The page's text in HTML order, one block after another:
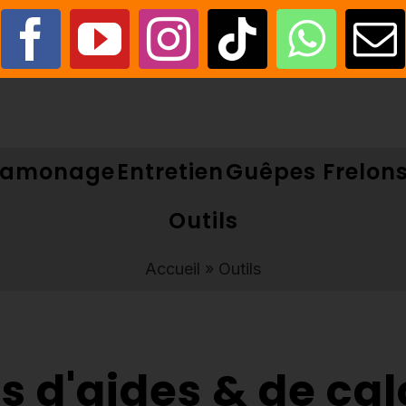
EntretienGuêpes Frelons
Outils
Accueil » Outils
d'aides & de